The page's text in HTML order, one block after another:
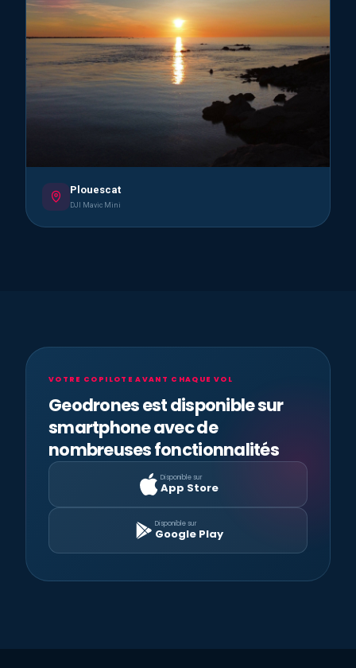
Plouescat
DJI Mavic Mini
VOTRE COPILOTE AVANT CHAQUE VOL
Geodrones est disponible sur
smartphone avec de
nombreuses fonctionnalités
Disponible sur
App Store
Disponible sur
Google Play